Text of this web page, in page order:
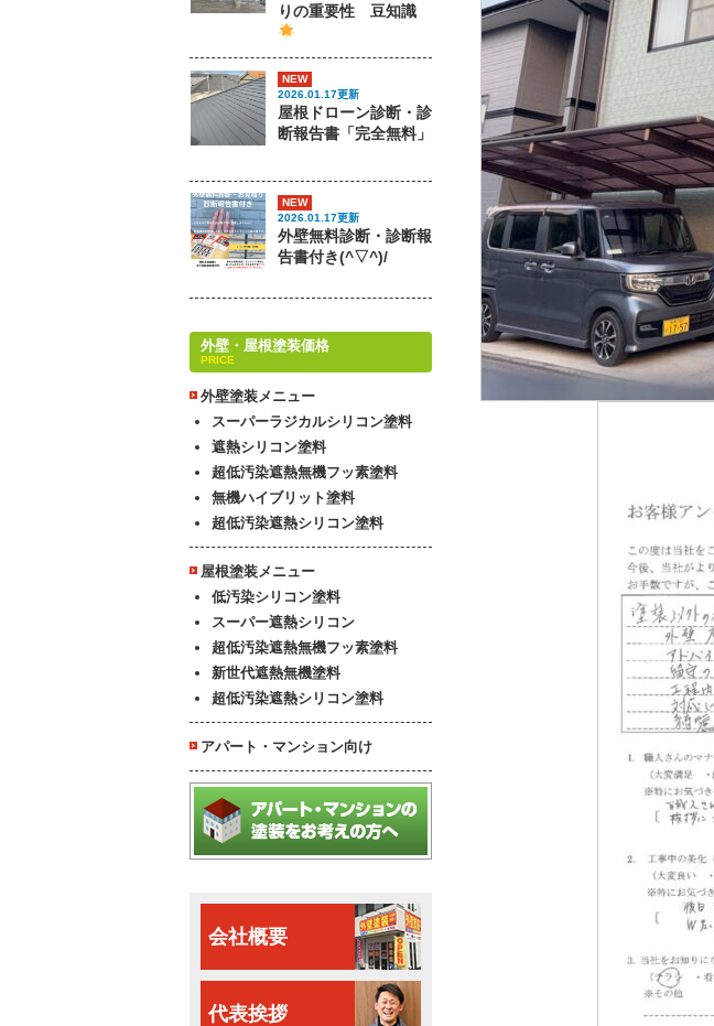
りの重要性 豆知識
NEW
2026.01.17更新
屋根ドローン診断・診
断報告書「完全無料」
NEW
2026.01.17更新
外壁無料診断・診断報
告書付き(^▽^)/
外壁・屋根塗装価格
PRICE
外壁塗装メニュー
スーパーラジカルシリコン塗料
遮熱シリコン塗料
超低汚染遮熱無機フッ素塗料
無機ハイブリット塗料
超低汚染遮熱シリコン塗料
屋根塗装メニュー
低汚染シリコン塗料
スーパー遮熱シリコン
超低汚染遮熱無機フッ素塗料
新世代遮熱無機塗料
超低汚染遮熱シリコン塗料
アパート・マンション向け
会社概要
代表挨拶